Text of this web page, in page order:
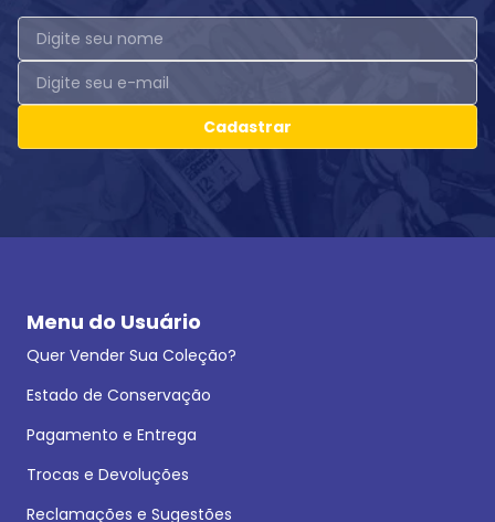
Cadastrar
Menu do Usuário
Quer Vender Sua Coleção?
Estado de Conservação
Pagamento e Entrega
Trocas e Devoluções
Reclamações e Sugestões